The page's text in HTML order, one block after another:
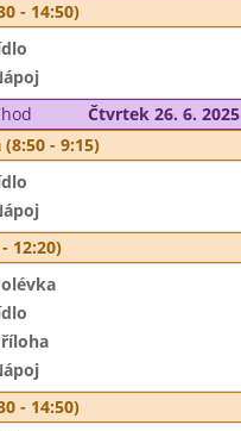
- 14:50)
Čtvrtek 26. 6. 2025
- 9:15)
12:20)
- 14:50)